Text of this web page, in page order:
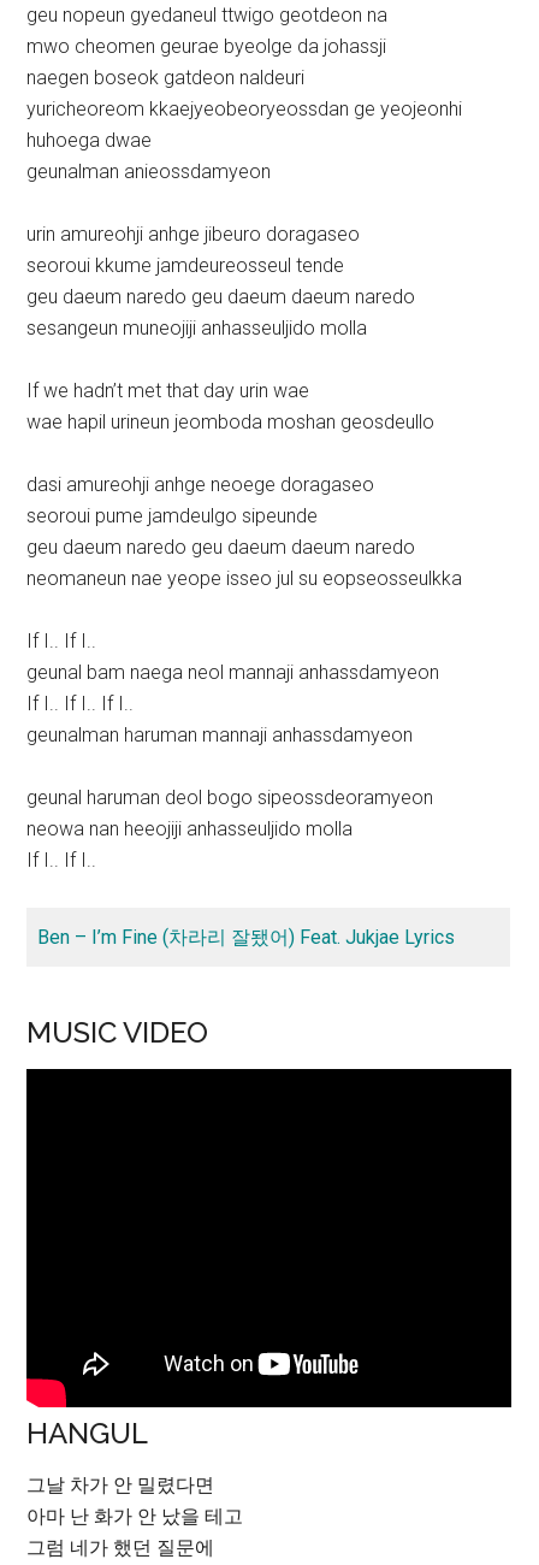
geu nopeun gyedaneul ttwigo geotdeon na
mwo cheomen geurae byeolge da johassji
naegen boseok gatdeon naldeuri
yuricheoreom kkaejyeobeoryeossdan ge yeojeonhi
huhoega dwae
geunalman anieossdamyeon
urin amureohji anhge jibeuro doragaseo
seoroui kkume jamdeureosseul tende
geu daeum naredo geu daeum daeum naredo
sesangeun muneojiji anhasseuljido molla
If we hadn’t met that day urin wae
wae hapil urineun jeomboda moshan geosdeullo
dasi amureohji anhge neoege doragaseo
seoroui pume jamdeulgo sipeunde
geu daeum naredo geu daeum daeum naredo
neomaneun nae yeope isseo jul su eopseosseulkka
If I.. If I..
geunal bam naega neol mannaji anhassdamyeon
If I.. If I.. If I..
geunalman haruman mannaji anhassdamyeon
geunal haruman deol bogo sipeossdeoramyeon
neowa nan heeojiji anhasseuljido molla
If I.. If I..
Ben – I’m Fine (차라리 잘됐어) Feat. Jukjae Lyrics
MUSIC VIDEO
HANGUL
그날 차가 안 밀렸다면
아마 난 화가 안 났을 테고
그럼 네가 했던 질문에